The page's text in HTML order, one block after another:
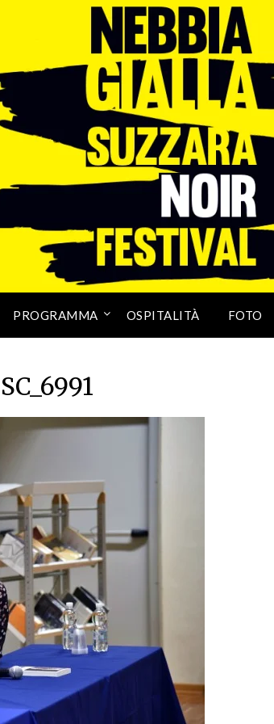
PROGRAMMA OSPITALITÀ FOTO